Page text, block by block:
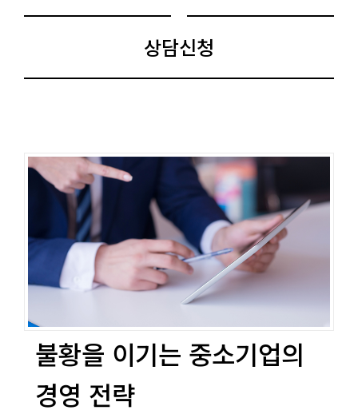
상담신청
불황을 이기는 중소기업의
경영 전략​